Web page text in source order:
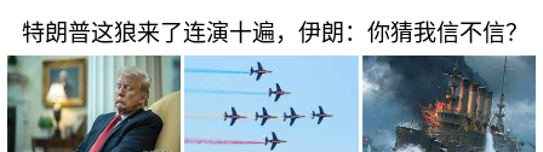
特朗普这狼来了连演十遍，伊朗：你猜我信不信？